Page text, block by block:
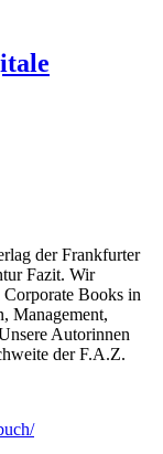
der Frankfurter
Fazit. Wir
Corporate Books in
Management,
Autorinnen
der F.A.Z.